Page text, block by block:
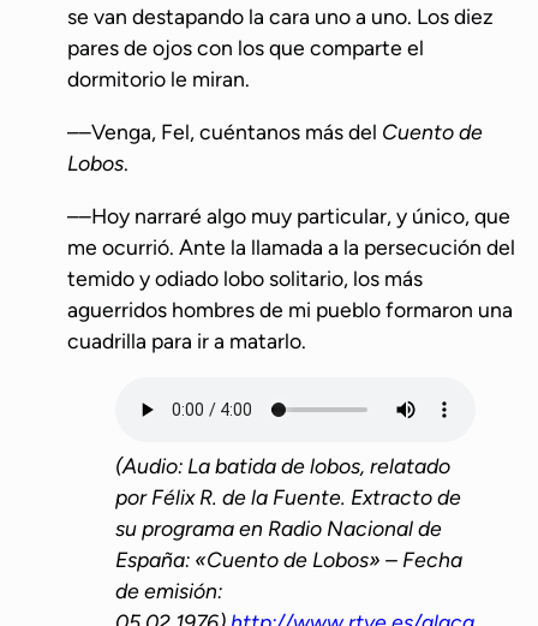
se van destapando la cara uno a uno. Los diez
pares de ojos con los que comparte el
dormitorio le miran.
––Venga, Fel, cuéntanos más del Cuento de
Lobos.
––Hoy narraré algo muy particular, y único, que
me ocurrió. Ante la llamada a la persecución del
temido y odiado lobo solitario, los más
aguerridos hombres de mi pueblo formaron una
cuadrilla para ir a matarlo.
(Audio: La batida de lobos, relatado
por Félix R. de la Fuente. Extracto de
su programa en Radio Nacional de
España: «Cuento de Lobos» – Fecha
de emisión: